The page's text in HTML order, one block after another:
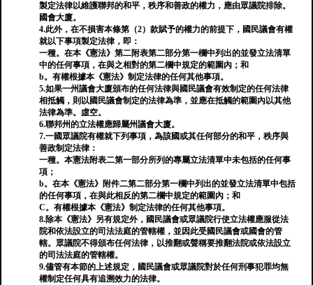
製定法律以維護聯邦的和平，秩序和善政的權力，應由眾議院排除。
國會大廈。
4.此外，在不損害本條第（2）款賦予的權力的前提下，國民議會有權
就以下事項製定法律，即：
一種。在本《憲法》第二附表第二部分第一欄中列出的並發立法清單
中的任何事項，在與之相對的第二欄中規定的範圍內；和
b。有權根據本《憲法》制定法律的任何其他事項。
5.如果一州議會大廈頒布的任何法律與國民議會有效制定的任何法律
相抵觸，則以國民議會制定的法律為準，並應在抵觸​​的範圍內以其他
法律為準。虛空。
6.聯邦州的立法權應歸屬州議會大廈。
7.一國眾議院有權就下列事項，為該國或其任何部分的和平，秩序與
善政制定法律：
一種。本憲法附表二第一部分所列的專屬立法清單中未包括的任何事
項；
b。在本《憲法》附件二第二部分第一欄中列出的並發立法清單中包括
的任何事項，在與此相反的第二欄中規定的範圍內；和
C。有權根據本《憲法》制定法律的任何其他事項。
8.除本《憲法》另有規定外，國民議會或眾議院行使立法權應服從法
院和依法設立的司法法庭的管轄權，並因此受國民議會或國會的管
轄。眾議院不得頒布任何法律，以推翻或聲稱要推翻法院或依法設立
的司法法庭的管轄權。
9.儘管有本節的上述規定，國民議會或眾議院對於任何刑事犯罪均無
權制定任何具有追溯效力的法律。